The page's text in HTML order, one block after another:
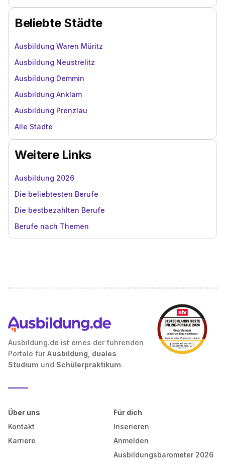
Beliebte Städte
Ausbildung Waren Müritz
Ausbildung Neustrelitz
Ausbildung Demmin
Ausbildung Anklam
Ausbildung Prenzlau
Alle Städte
Weitere Links
Ausbildung 2026
Die beliebtesten Berufe
Die bestbezahlten Berufe
Berufe nach Themen
Ausbildung.de ist eines der führenden
Portale für Ausbildung, duales
Studium und Schülerpraktikum.
Über uns
Kontakt
Karriere
Für dich
Inserieren
Anmelden
Ausbildungsbarometer 2026